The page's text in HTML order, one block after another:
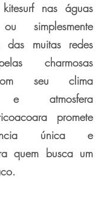
nas águas
simplesmente
das muitas redes
charmosas
seu clima
e atmosfera
promete
única e
quem busca um